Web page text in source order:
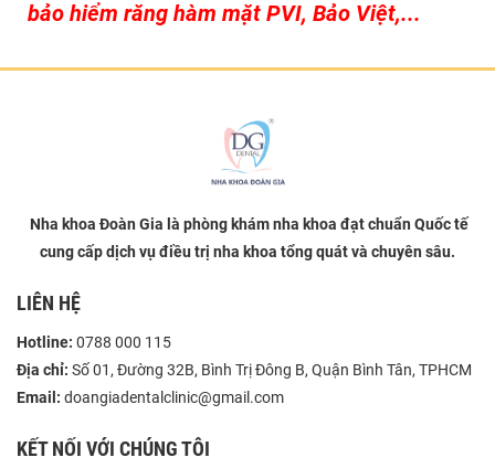
bảo hiểm răng hàm mặt PVI, Bảo Việt,...
Nha khoa Đoàn Gia là phòng khám nha khoa đạt chuẩn Quốc tế
cung cấp dịch vụ điều trị nha khoa tổng quát và chuyên sâu.
LIÊN HỆ
Hotline: 0788 000 115
Địa chỉ: Số 01, Đường 32B, Bình Trị Đông B, Quận Bình Tân, TPHCM
Email: doangiadentalclinic@gmail.com
KẾT NỐI VỚI CHÚNG TÔI